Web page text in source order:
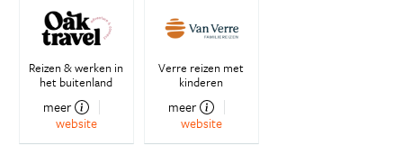
Reizen & werken in
het buitenland
meer
website
Verre reizen met
kinderen
meer
website